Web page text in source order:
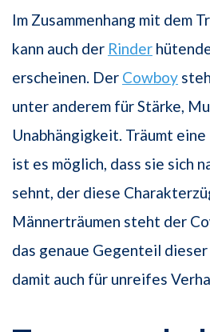
Im Zusammenhang mit dem
kann auch der Rinder
erscheinen. Der Cowboy
unter anderem für Stärke,
Unabhängigkeit. Träumt eine
ist es möglich, dass sie sich
sehnt, der diese
Männerträumen steht der
das genaue Gegenteil
damit auch für unreifes